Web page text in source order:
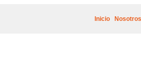
Inicio Nosotros